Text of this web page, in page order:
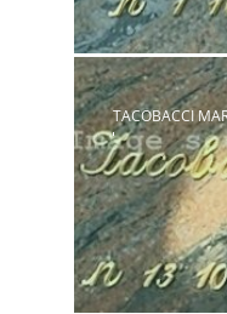
TACOBACCI